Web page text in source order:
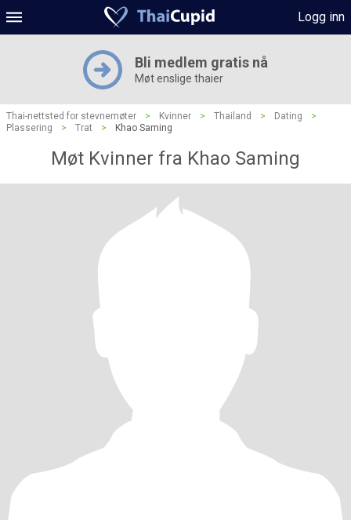
Logg inn
Bli medlem gratis nå
Møt enslige thaier
Thai-nettsted for stevnemøter > Kvinner > Thailand > Dating
>
Plassering
> Trat > Khao Saming
Møt Kvinner fra Khao Saming